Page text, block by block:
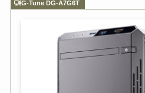
G-Tune DG-A7G6T